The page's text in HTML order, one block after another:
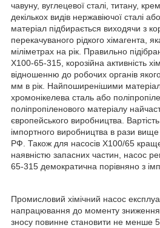
чавуну, вуглецевої сталі, титану,
декількох видів нержавіючої сталі
матеріал підбирається виходячи з
перекачуваного рідкого хімагента,
міліметрах на рік. Правильно
Х100-65-315, корозійна активність
відношенню до робочих органів
мм в рік. Найпоширенішими
хромонікелева сталь або
поліпропіленового матеріалу
європейського виробництва. Вартість
імпортного виробництва в рази
РФ. Також для насосів Х100/65
наявністю запасних частин, насос
65-315 демократична порівняно з
Промисловий хімічний насос
напрацювання до моменту зниження
зносу повинне становити не менше